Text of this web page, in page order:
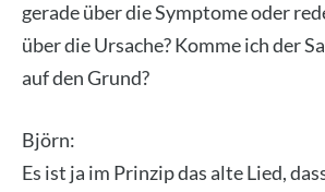
gera­de über die Sym­pto­me oder
über die Ursa­che? Kom­me ich der
auf den Grund?
Björn:
Es ist ja im Prin­zip das alte Lied,